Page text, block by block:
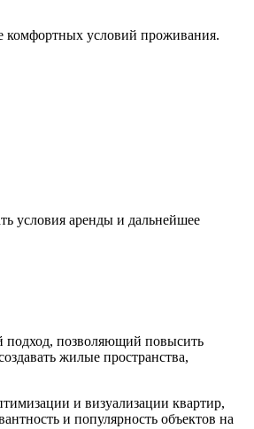
комфортных условий проживания.
условия аренды и дальнейшее
подход, позволяющий повысить
жилые пространства,
и визуализации квартир,
и популярность объектов на